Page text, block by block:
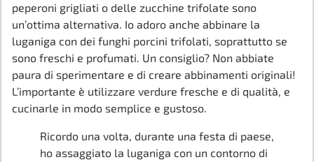
peperoni grigliati o delle zucchine trifolate sono
un’ottima alternativa. Io adoro anche abbinare la
luganiga con dei funghi porcini trifolati, soprattutto se
sono freschi e profumati. Un consiglio? Non abbiate
paura di sperimentare e di creare abbinamenti originali!
L’importante è utilizzare verdure fresche e di qualità, e
cucinarle in modo semplice e gustoso.
Ricordo una volta, durante una festa di paese,
ho assaggiato la luganiga con un contorno di